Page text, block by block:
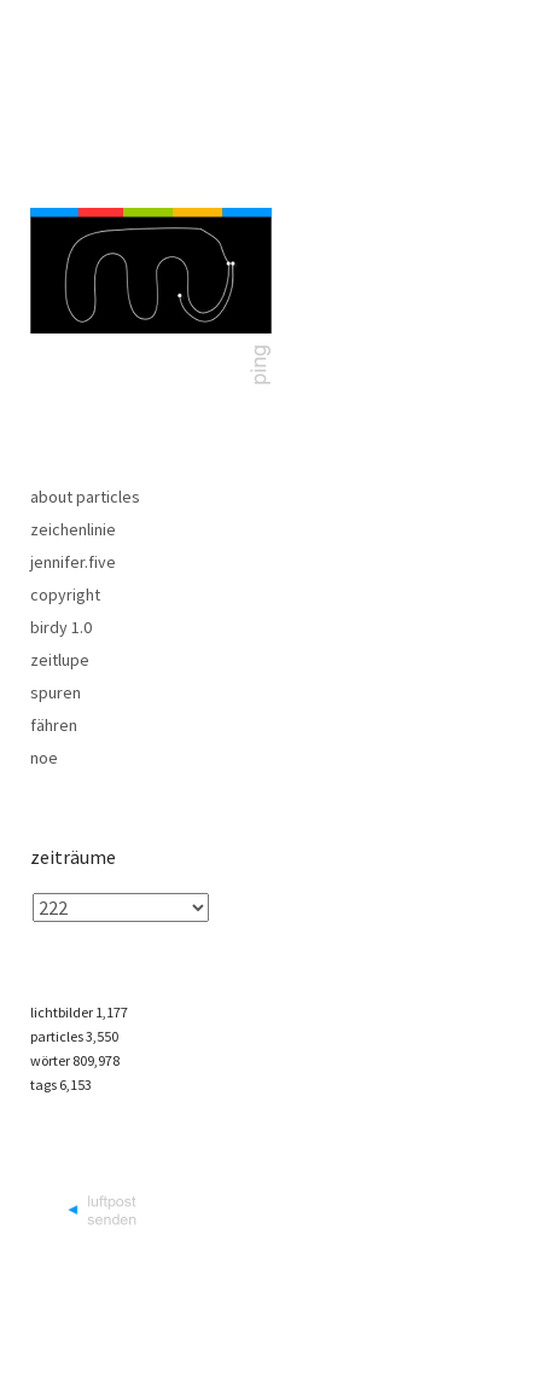
about particles
zeichenlinie
jennifer.five
copyright
birdy 1.0
zeitlupe
spuren
fähren
noe
zeiträume
lichtbilder 1,177
particles3,550
wörter 809,978
tags 6,153